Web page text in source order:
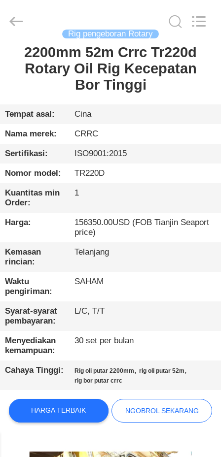
RUMAH
TAMPILAN
VR
TENTANG
KAMI
TUR
PABRIK
KONTROL
KAMI
NGOBROL
SEKARANG
COMPANY
NEWS
Heavy
Industry
Reserved.
Rig pengeboran Rotary
2200mm 52m Crrc Tr220d
Rotary Oil Rig Kecepatan
Bor Tinggi
Tempat asal: Cina
Nama merek: CRRC
Sertifikasi: ISO9001:2015
Nomor model: TR220D
Kuantitas min
Order:
1
Harga:
156350.00USD (FOB Tianjin Seaport
price)
Kemasan
rincian:
Telanjang
Waktu
pengiriman:
SAHAM
Syarat-syarat
pembayaran:
L/C, T/T
Menyediakan
kemampuan:
30 set per bulan
Cahaya Tinggi: Rig oli putar 2200mm,rig oli putar 52m,
rig bor putar crrc
HARGA TERBAIK NGOBROL SEKARANG